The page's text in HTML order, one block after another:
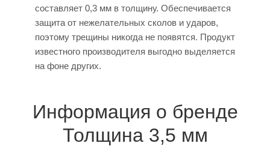
составляет 0,3 мм в толщину. Обеспечивается
защита от нежелательных сколов и ударов,
поэтому трещины никогда не появятся. Продукт
известного производителя выгодно выделяется
на фоне других.
Информация о бренде
Толщина 3,5 мм